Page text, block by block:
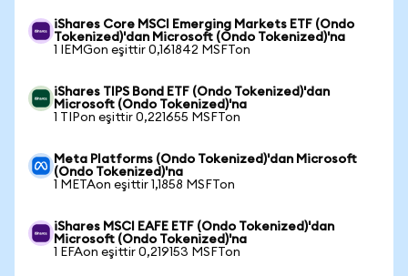
iShares Core MSCI Emerging Markets ETF (Ondo
Tokenized)'dan Microsoft (Ondo Tokenized)'na
1 IEMGon eşittir 0,161842 MSFTon
iShares TIPS Bond ETF (Ondo Tokenized)'dan
Microsoft (Ondo Tokenized)'na
1 TIPon eşittir 0,221655 MSFTon
Meta Platforms (Ondo Tokenized)'dan Microsoft
(Ondo Tokenized)'na
1 METAon eşittir 1,1858 MSFTon
iShares MSCI EAFE ETF (Ondo Tokenized)'dan
Microsoft (Ondo Tokenized)'na
1 EFAon eşittir 0,219153 MSFTon